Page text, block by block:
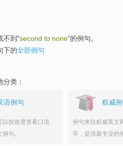
不到"second to none"的例句。
下的全部例句
类：
语例句
按难度查看口语、
句。
权威
例句来自权威英文
等，提供最专业的